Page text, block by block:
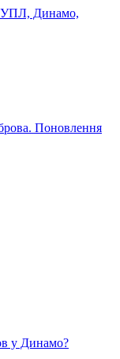
УПЛ, Динамо,
Поновлення
у Динамо?